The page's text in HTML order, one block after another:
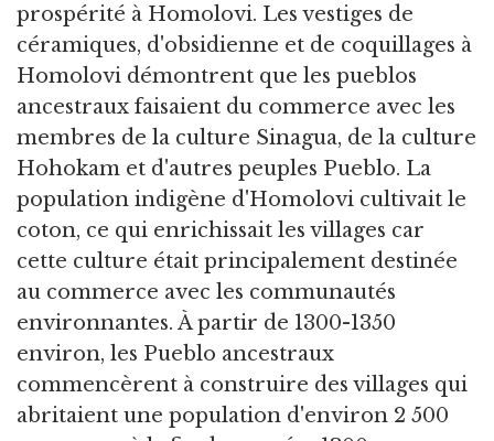
prospérité à Homolovi. Les vestiges de
céramiques, d'obsidienne et de coquillages à
Homolovi démontrent que les pueblos
ancestraux faisaient du commerce avec les
membres de la culture Sinagua, de la culture
Hohokam et d'autres peuples Pueblo. La
population indigène d'Homolovi cultivait le
coton, ce qui enrichissait les villages car
cette culture était principalement destinée
au commerce avec les communautés
environnantes. À partir de 1300-1350
environ, les Pueblo ancestraux
commencèrent à construire des villages qui
abritaient une population d'environ 2 500